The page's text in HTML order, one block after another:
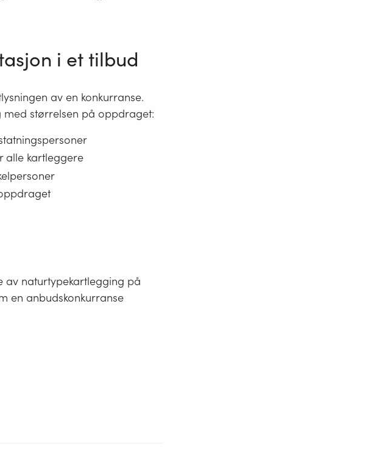
i et tilbud
av en konkurranse.
med størrelsen på oppdraget:
alle kartleggere
av naturtypekartlegging på
en anbudskonkurranse